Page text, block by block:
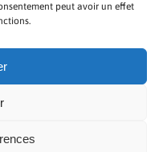
peut avoir un effet
A PROPOS
| Made by